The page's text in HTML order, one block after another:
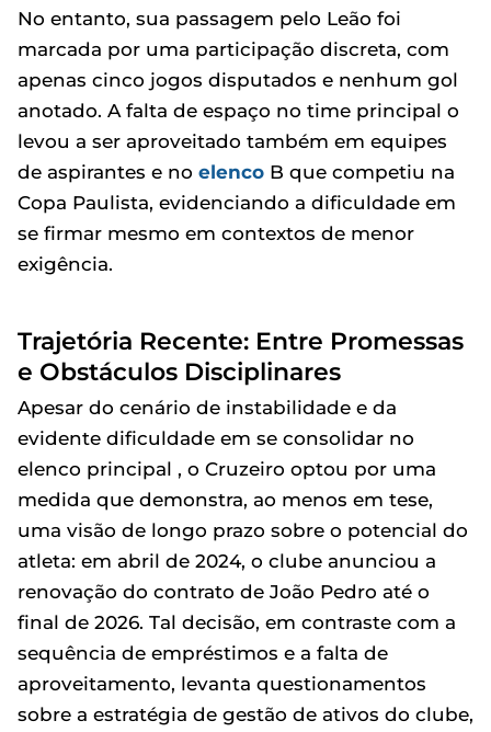
No entanto, sua passagem pelo Leão foi
marcada por uma participação discreta, com
apenas cinco jogos disputados e nenhum gol
anotado. A falta de espaço no time principal o
levou a ser aproveitado também em equipes
de aspirantes e no elenco B que competiu na
Copa Paulista, evidenciando a dificuldade em
se firmar mesmo em contextos de menor
exigência.
Trajetória Recente: Entre Promessas
e Obstáculos Disciplinares
Apesar do cenário de instabilidade e da
evidente dificuldade em se consolidar no
elenco principal , o Cruzeiro optou por uma
medida que demonstra, ao menos em tese,
uma visão de longo prazo sobre o potencial do
atleta: em abril de 2024, o clube anunciou a
renovação do contrato de João Pedro até o
final de 2026. Tal decisão, em contraste com a
sequência de empréstimos e a falta de
aproveitamento, levanta questionamentos
sobre a estratégia de gestão de ativos do clube,